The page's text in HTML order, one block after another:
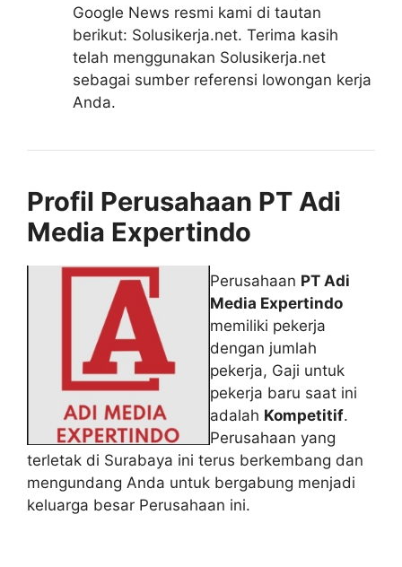
Google News resmi kami di tautan
berikut: Solusikerja.net. Terima kasih
telah menggunakan Solusikerja.net
sebagai sumber referensi lowongan kerja
Anda.
Profil Perusahaan PT Adi
Media Expertindo
Perusahaan PT Adi
Media Expertindo
memiliki pekerja
dengan jumlah
pekerja, Gaji untuk
pekerja baru saat ini
adalah Kompetitif.
Perusahaan yang
terletak di Surabaya ini terus berkembang dan
mengundang Anda untuk bergabung menjadi
keluarga besar Perusahaan ini.